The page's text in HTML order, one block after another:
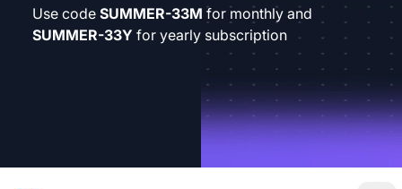
Use code SUMMER-33M for monthly and
SUMMER-33Y for yearly subscription